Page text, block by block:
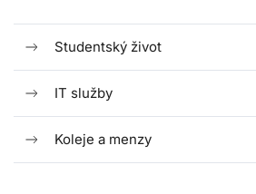
Studentský život
IT služby
Koleje a menzy